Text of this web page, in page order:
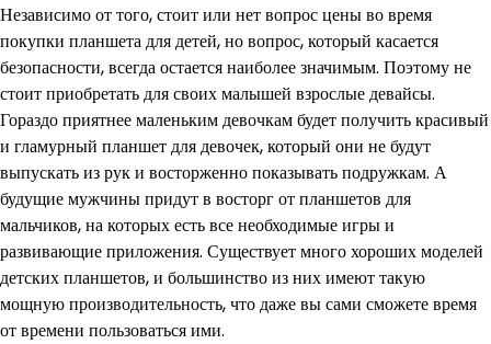
Независимо от того, стоит или нет вопрос цены во время
покупки планшета для детей, но вопрос, который касается
безопасности, всегда остается наиболее значимым. Поэтому не
стоит приобретать для своих малышей взрослые девайсы.
Гораздо приятнее маленьким девочкам будет получить красивый
и гламурный планшет для девочек, который они не будут
выпускать из рук и восторженно показывать подружкам. А
будущие мужчины придут в восторг от планшетов для
мальчиков, на которых есть все необходимые игры и
развивающие приложения. Существует много хороших моделей
детских планшетов, и большинство из них имеют такую
мощную производительность, что даже вы сами сможете время
от времени пользоваться ими.